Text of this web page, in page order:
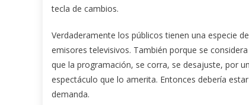
tecla de cambios.
Verdaderamente los públicos tienen una especie
emisores televisivos. También porque se
que la programación, se corra, se desajuste, por
espectáculo que lo amerita. Entonces debería
demanda.